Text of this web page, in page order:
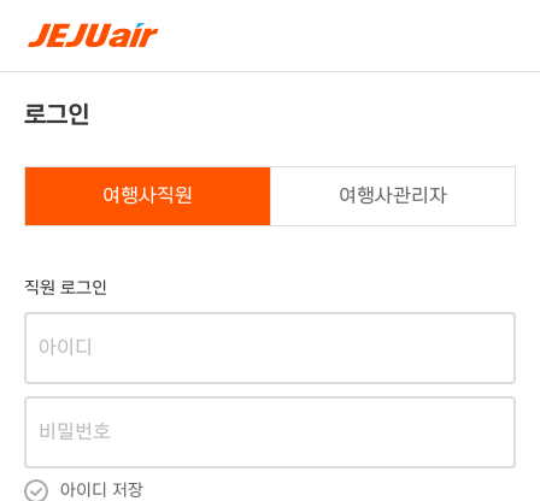
로그인
여행사직원 여행사관리자
직원 로그인
아이디 저장